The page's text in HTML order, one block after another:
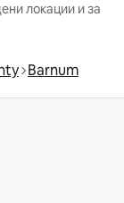
локации и за
Barnum